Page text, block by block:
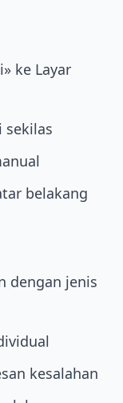
ke Layar
sekilas
belakang
dengan jenis
kesalahan